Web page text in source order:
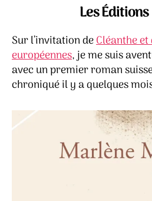
Les
Sur l’invitation deCléanthe et
européennes, je me suis
avec un premier roman
chroniqué il y a quelques